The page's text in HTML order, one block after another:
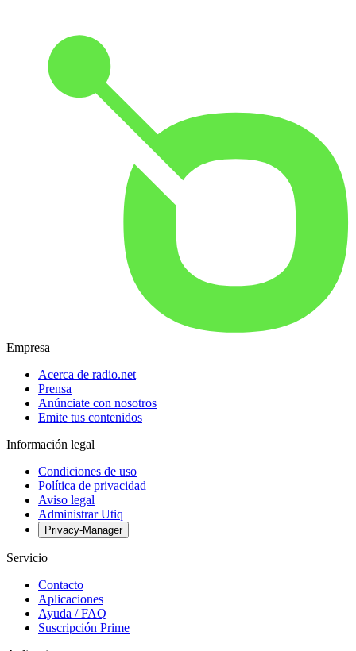
Empresa
Acerca de radio.net
Prensa
Anúnciate con nosotros
Emite tus contenidos
Información legal
Condiciones de uso
Política de privacidad
Aviso legal
Administrar Utiq
Privacy-Manager
Servicio
Contacto
Aplicaciones
Ayuda / FAQ
Suscripción Prime